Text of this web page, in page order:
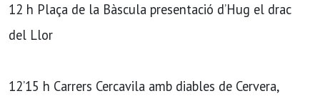
12 h Plaça de la Bàscula presentació d’Hug el drac
del Llor
12’15 h Carrers Cercavila amb diables de Cervera,